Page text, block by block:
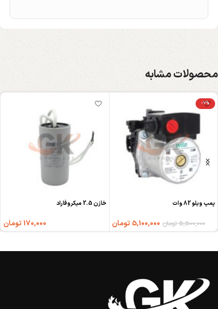
محصولات مشابه
-7%
پمپ ویلو 82 وات
5,500,000تومان 5,100,000 تومان
خازن 2.5 میکروفاراد
170,000تومان